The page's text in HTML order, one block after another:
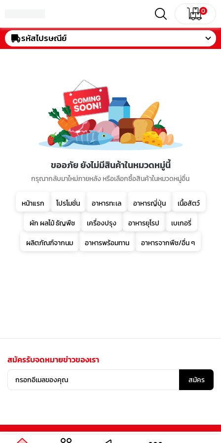
0
รหัสไปรษณีย์
ขออภัย ยังไม่มีสินค้าในหมวดหมู่นี้
กรุณากลับมาใหม่ภายหลัง หรือเลือกซื้อสินค้าในหมวดหมู่อื่น
หน้าแรก โปรโมชั่น อาหารทะเล อาหารญี่ปุ่น
เนื้อสัตว์
ผัก ผลไม้ ธัญพืช
เครื่องปรุง อาหารยุโรป
เบเกอรี่
ผลิตภัณฑ์จากนม
อาหารพร้อมทาน อาหารจากพืช/อื่น ๆ
สมัครรับจดหมายข่าวของเรา
สมัคร